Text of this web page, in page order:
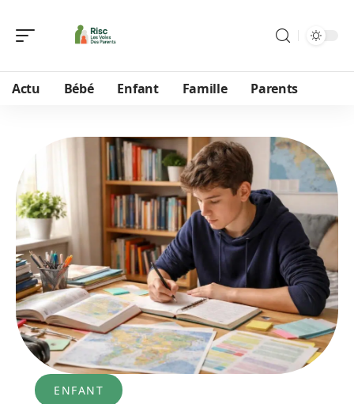
Actu Bébé Enfant Famille Parents
ENFANT